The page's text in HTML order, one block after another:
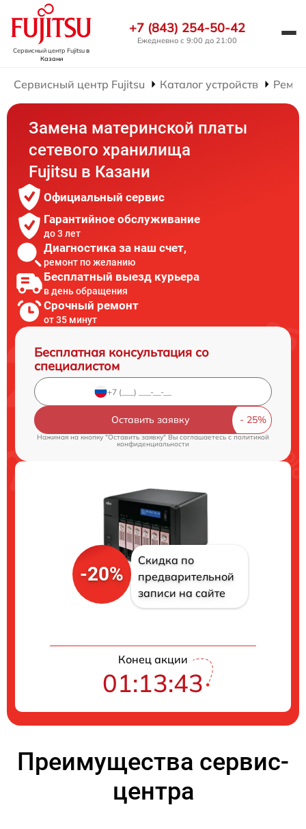
Сервисный центр Fujitsuв
Казани
+7 (843) 254-50-42
Ежедневно с 9:00 до 21:00
Сервисный центр Fujitsu Каталог устройств
Замена материнской платы
сетевого хранилища
Fujitsu в Казани
Официальный сервис
Гарантийное обслуживание
до 3 лет
Диагностика за наш счет,
ремонт по желанию
Бесплатный выезд курьера
в день обращения
Срочный ремонт
от 35 минут
Бесплатная консультация со
специалистом
Оставить заявку
Нажимая на кнопку "Оставить заявку" Вы соглашаетесь cполитикой
конфиденциальности
-20%
Скидка по
предварительной
записи на сайте
Конец акции
01:13:43
Преимущества сервис-
центра